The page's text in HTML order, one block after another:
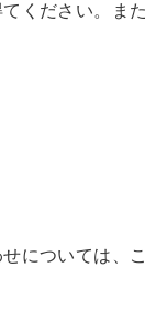
ください。ま
については、